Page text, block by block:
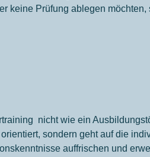
keine Prüfung ablegen
nicht wie ein
sondern geht auf die
auffrischen und